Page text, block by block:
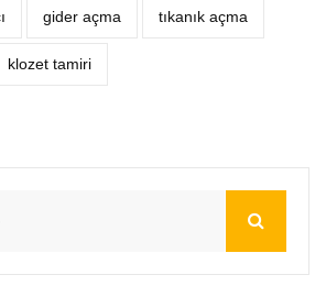
‎gider açma tıkanık açma
klozet tamiri